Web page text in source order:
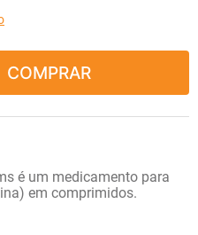
COMPRAR
é um medicamento para
em comprimidos.